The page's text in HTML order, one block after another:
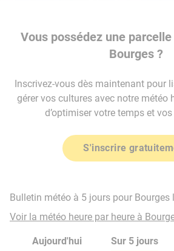
Vous possédez une
Bourges ?
Inscrivez-vous dès maintenant pour
gérer vos cultures avec notre météo
d’optimiser votre temps et
S'inscrire
Bulletin météo à 5 jours pour Bourges
Voir la météo heure par heure à
Aujourd'hui Sur 5 jours